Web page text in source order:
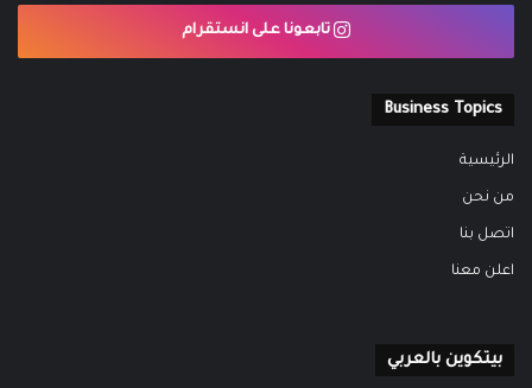
تابعونا على انستقرام
Business Topics
الرئيسية
من نحن
اتصل بنا
اعلن معنا
بيتكوين بالعربي